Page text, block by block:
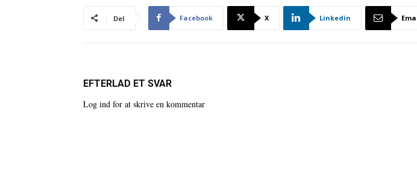
Del Facebook X Linkedin
EFTERLAD ET SVAR
Log ind for at skrive en kommentar